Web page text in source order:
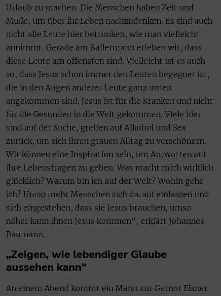
Urlaub zu machen. Die Menschen haben Zeit und
Muße, um über ihr Leben nachzudenken. Es sind auch
nicht alle Leute hier betrunken, wie man vielleicht
annimmt. Gerade am Ballermann erleben wir, dass
diese Leute am offensten sind. Vielleicht ist es auch
so, dass Jesus schon immer den Leuten begegnet ist,
die in den Augen anderer Leute ganz unten
angekommen sind. Jesus ist für die Kranken und nicht
für die Gesunden in die Welt gekommen. Viele hier
sind auf der Suche, greifen auf Alkohol und Sex
zurück, um sich ihren grauen Alltag zu verschönern.
Wir können eine Inspiration sein, um Antworten auf
ihre Lebensfragen zu geben. Was macht mich wirklich
glücklich? Warum bin ich auf der Welt? Wohin gehe
ich? Umso mehr Menschen sich darauf einlassen und
sich eingestehen, dass sie Jesus brauchen, umso
näher kann ihnen Jesus kommen“, erklärt Johannes
Baumann.
„Zeigen, wie lebendiger Glaube
aussehen kann“
An einem Abend kommt ein Mann zur Gernot Elsner